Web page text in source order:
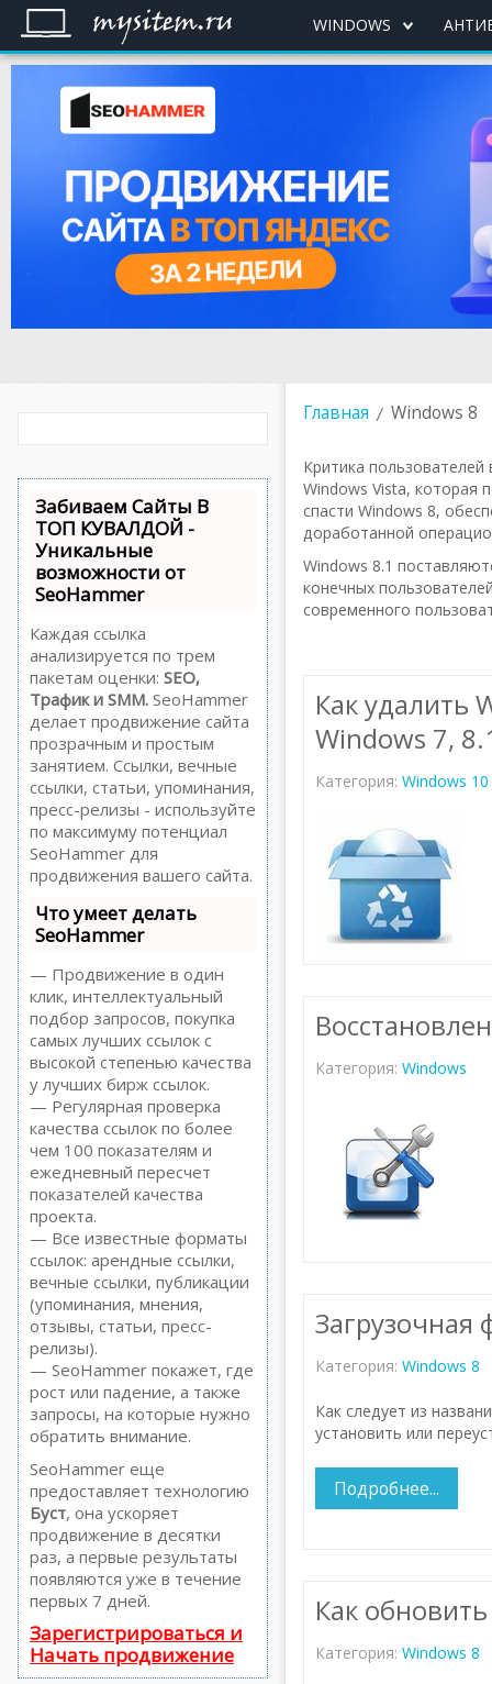
WINDOWS
Главная Windows 8
Критика
Windows Vista, которая
спасти Windows 8,
доработанной
Windows 8.1
конечных
современного
Как удалить
Windows 7,
Категория: Windows 10
Категория: Windows
Загрузочная
Категория: Windows 8
Как следует из
установить или
Подробнее...
Как
Категория: Windows 8
Забиваем Сайты В
ТОП КУВАЛДОЙ -
Уникальные
возможности от
SeoHammer
Каждая ссылка
анализируется по трем
пакетам оценки: SEO,
Трафик и SMM. SeoHammer
делает продвижение сайта
прозрачным и простым
занятием. Ссылки, вечные
ссылки, статьи, упоминания,
пресс-релизы - используйте
по максимуму потенциал
SeoHammer для
продвижения вашего сайта.
Что умеет делать
SeoHammer
— Продвижение в один
клик, интеллектуальный
подбор запросов, покупка
самых лучших ссылок с
высокой степенью качества
у лучших бирж ссылок.
— Регулярная проверка
качества ссылок по более
чем 100 показателям и
ежедневный пересчет
показателей качества
проекта.
— Все известные форматы
ссылок: арендные ссылки,
вечные ссылки, публикации
(упоминания, мнения,
отзывы, статьи, пресс-
релизы).
— SeoHammer покажет, где
рост или падение, а также
запросы, на которые нужно
обратить внимание.
SeoHammer еще
предоставляет технологию
Буст, она ускоряет
продвижение в десятки
раз, а первые результаты
появляются уже в течение
первых 7 дней.
Зарегистрироваться и
Начать продвижение